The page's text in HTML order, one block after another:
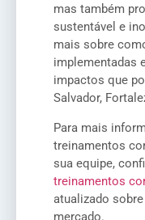
mas também
sustentável e
mais sobre
implementadas
impactos que
Salvador,
Para mais
treinamentos
sua equipe,
treinamentos
atualizado
mercado.